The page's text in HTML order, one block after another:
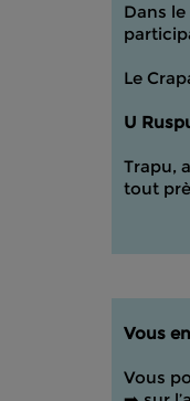
Dans
Le
U
Trapu,
tout
Vous
Vous